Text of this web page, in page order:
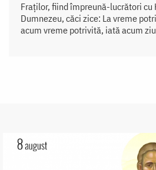
Fraților, fiind împreună-lucrători cu
Dumnezeu, căci zice: La vreme
acum vreme potrivită, iată acum